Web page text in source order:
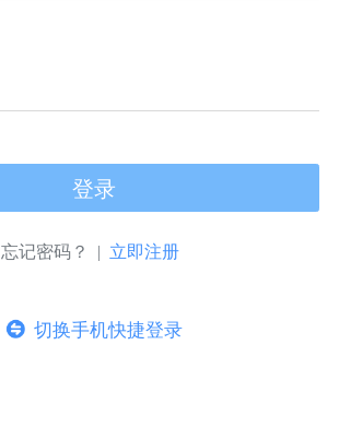
登录
忘记密码？ | 立即注册
切换手机快捷登录